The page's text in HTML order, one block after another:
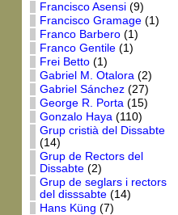
Francisco Asensi(9)
Francisco Gramage(1)
Franco Barbero(1)
Franco Gentile(1)
Frei Betto(1)
Gabriel M. Otalora(2)
Gabriel Sánchez(27)
George R. Porta(15)
Gonzalo Haya(110)
Grup cristià del Dissabte
(14)
Grup de Rectors del
Dissabte(2)
Grup de seglars i rectors
del disssabte(14)
Hans Küng (7)